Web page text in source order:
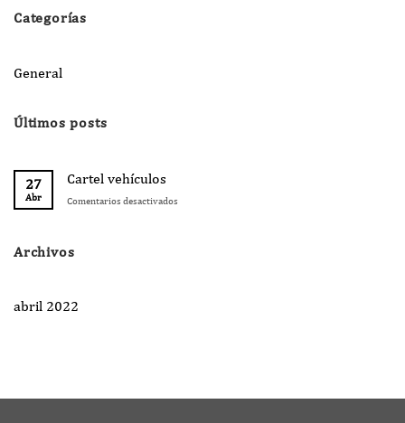
Categorías
General
Últimos posts
27
Abr
Cartel vehículos
Comentarios desactivados
Archivos
abril 2022